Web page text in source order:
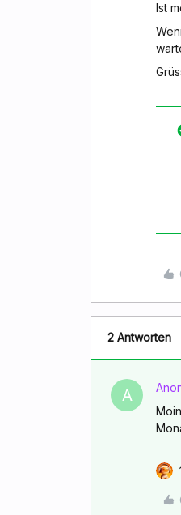
Ist
2 Antworten
A
Moin